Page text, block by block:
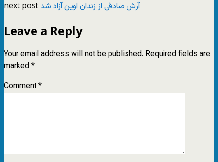
next postآرش صادقی از زندان اوین آزاد شد
Leave a Reply
Your email address will not be published. Required fields are
marked*
Comment*